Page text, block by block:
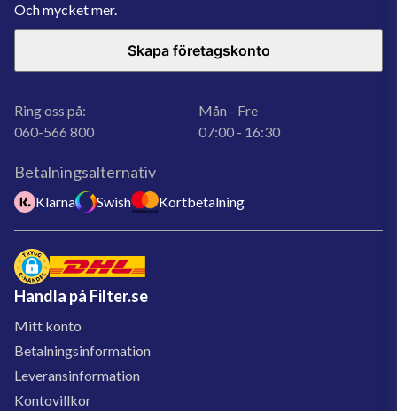
Och mycket mer.
Skapa företagskonto
Ring oss på:
060-566 800
Mån - Fre
07:00 - 16:30
Betalningsalternativ
Klarna Swish Kortbetalning
Handla på Filter.se
Mitt konto
Betalningsinformation
Leveransinformation
Kontovillkor